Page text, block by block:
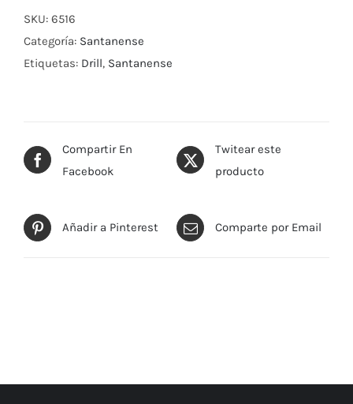
SKU: 6516
Categoría: Santanense
Etiquetas: Drill, Santanense
Compartir En
Facebook
Twitear este
producto
Añadir a Pinterest Comparte por Email